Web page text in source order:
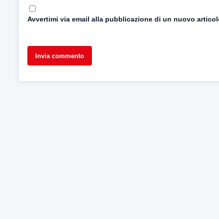
Avvertimi via email alla pubblicazione di un nuovo